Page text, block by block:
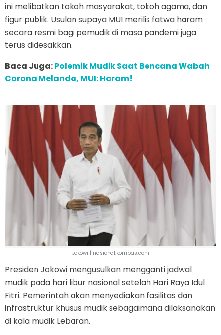
ini melibatkan tokoh masyarakat, tokoh agama, dan
figur publik. Usulan supaya MUI merilis fatwa haram
secara resmi bagi pemudik di masa pandemi juga
terus didesakkan.
Baca Juga:Polemik Mudik Saat Bencana Wabah
Corona Melanda, MUI: Haram!
Jokowi | nasional.kompas.com
Presiden Jokowi mengusulkan mengganti jadwal
mudik pada hari libur nasional setelah Hari Raya Idul
Fitri. Pemerintah akan menyediakan fasilitas dan
infrastruktur khusus mudik sebagaimana dilaksanakan
di kala mudik Lebaran.